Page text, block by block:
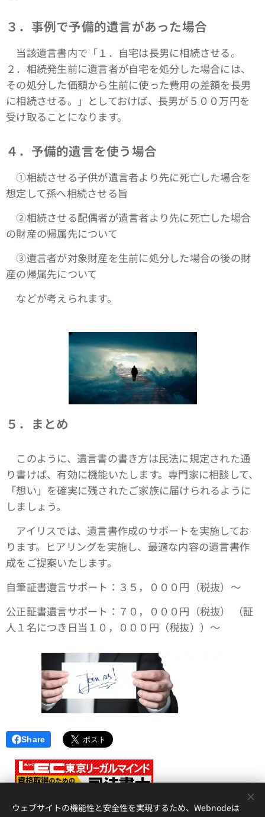
３．事例で予備的遺言があった場合
当該遺言書内で「１．自宅は長男に相続させる。
２．相続発生前に遺言者が自宅を処分した場合には、
その処分した価額から生前に使った費用の差額を長男
に相続させる。」としておけば、長男が５００万円を
受け取ることになります。
４．予備的遺言を使う場合
①相続させる子供が遺言者より先に死亡した場合を
想定して孫へ相続させる旨
➁相続させる配偶者が遺言者より先に死亡した場合
の財産の帰属先について
③遺言者が対象財産を生前に処分した場合の後の財
産の帰属先について
などが考えられます。
５．まとめ
このように、遺言書の書き方は民法に規定された通
り書けば、有効に機能いたします。専門家に相談して、
「想い」を確実に残されたご家族に届けられるように
しましょう。
アイリスでは、遺言書作成のサポートを実施してお
ります。ヒアリングを実施し、最適な内容の遺言書作
成をご提案いたします。
自筆証書遺言サポート：３５，０００円（税抜）～
公正証書遺言サポート：７０，０００円（税抜） （証
人１名につき日当１０，０００円（税抜））～
Share
ウェブサイトの機能性と安全性を実現するため、Webnodeは